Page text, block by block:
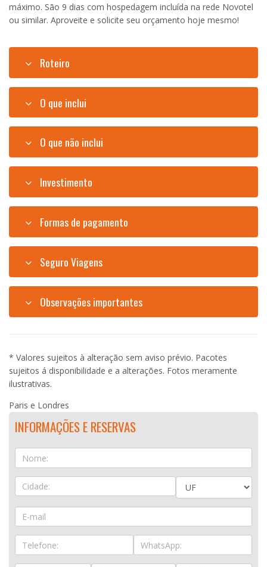
máximo. São 9 dias com hospedagem incluída na rede Novotel
ou similar. Aproveite e solicite seu orçamento hoje mesmo!
Roteiro
O que inclui
O que não inclui
Investimento
Formas de pagamento
Seguro Viagens
Observações importantes
* Valores sujeitos à alteração sem aviso prévio. Pacotes
sujeitos á disponibilidade e a alterações. Fotos meramente
ilustrativas.
Paris e Londres
INFORMAÇÕES E RESERVAS